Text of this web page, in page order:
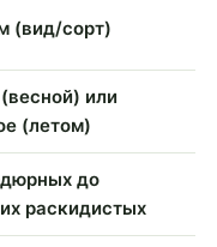
(вид/сорт)
или
(летом)
до
раскидистых